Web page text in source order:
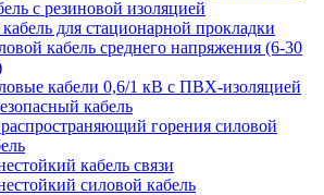
с резиновой изоляцией
для стационарной прокладки
кабель среднего напряжения (6-30
кабели 0,6/1 кВ с ПВХ-изоляцией
кабель
горения силовой
кабель связи
силовой кабель